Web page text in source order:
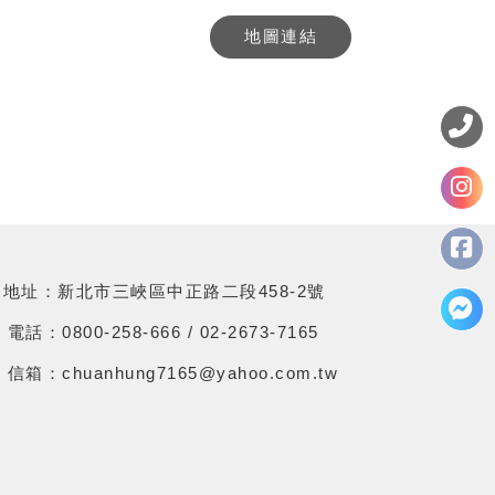
地圖連結
址：新北市三峽區中正路二段458-2號
電話：0800-258-666 / 02-2673-7165
信箱：chuanhung7165@yahoo.com.tw